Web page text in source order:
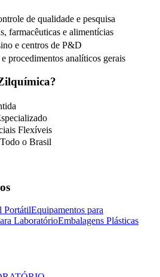
de qualidade e pesquisa
farmacêuticas e alimentícias
e centros de P&D
procedimentos analíticos gerais
Flexíveis
o Brasil
PortátilEquipamentos para
LaboratórioEmbalagens Plásticas